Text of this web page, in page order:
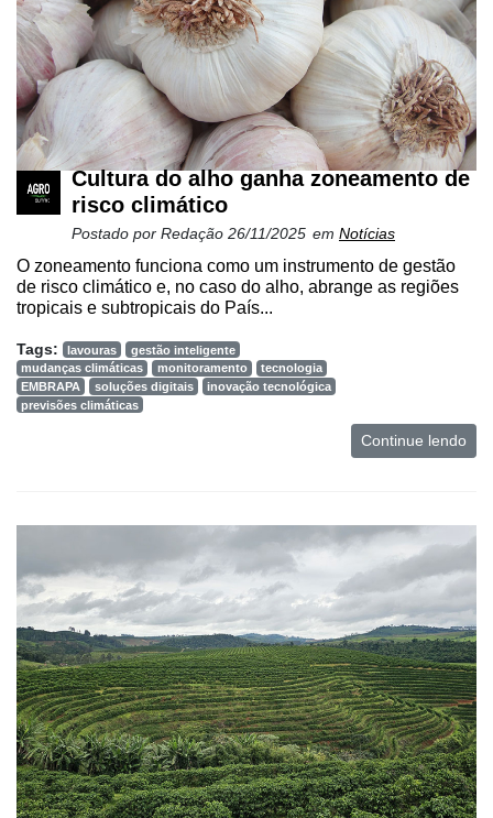
Cultura do alho ganha zoneamento de
risco climático
Postado por Redação 26/11/2025 em Notícias
O zoneamento funciona como um instrumento de gestão
de risco climático e, no caso do alho, abrange as regiões
tropicais e subtropicais do País...
Tags: lavouras
gestão inteligente
mudanças climáticas
monitoramento
tecnologia
EMBRAPA
soluções digitais
inovação tecnológica
previsões climáticas
Continue lendo